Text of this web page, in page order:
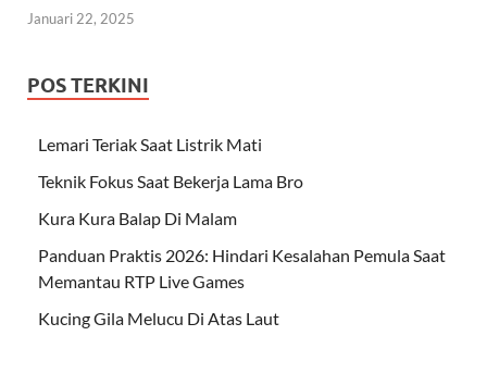
Januari 22, 2025
POS TERKINI
Lemari Teriak Saat Listrik Mati
Teknik Fokus Saat Bekerja Lama Bro
Kura Kura Balap Di Malam
Panduan Praktis 2026: Hindari Kesalahan Pemula Saat
Memantau RTP Live Games
Kucing Gila Melucu Di Atas Laut